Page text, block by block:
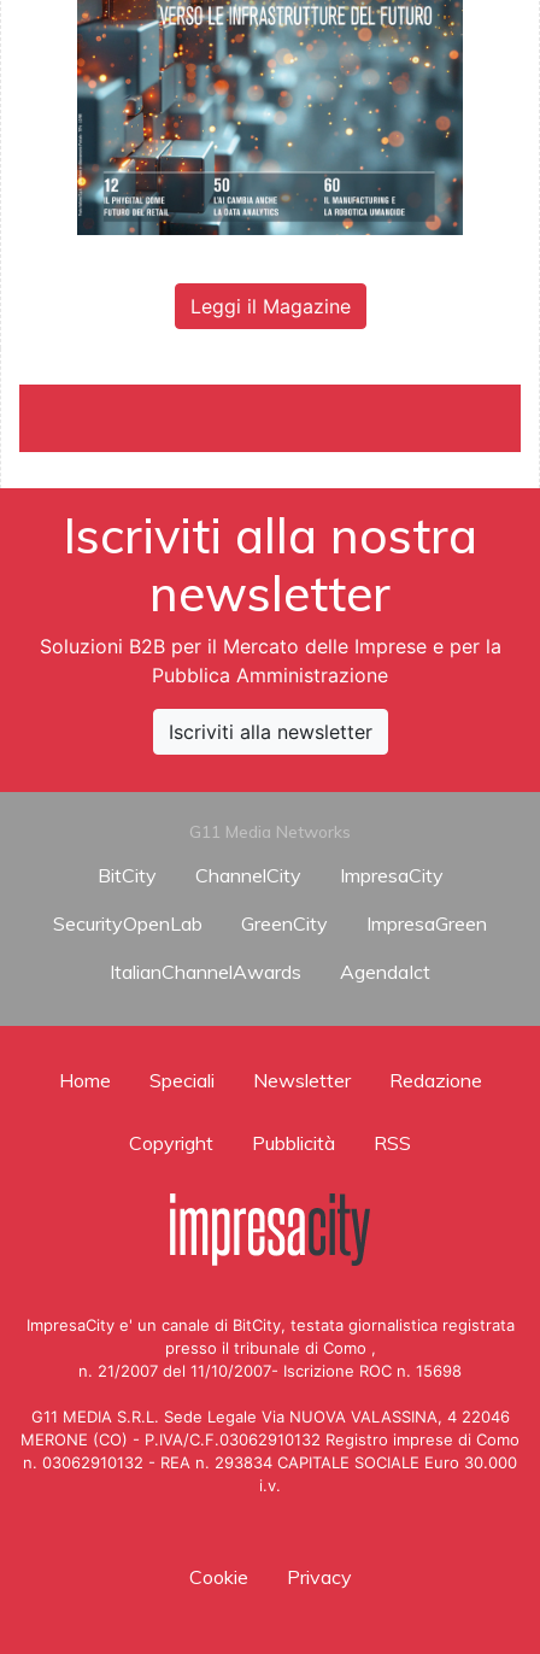
Leggi il Magazine
Iscriviti alla nostra
newsletter
Soluzioni B2B per il Mercato delle Imprese e per la
Pubblica Amministrazione
Iscriviti alla newsletter
G11 Media Networks
BitCity ChannelCity
ImpresaCity
SecurityOpenLab
GreenCity
ImpresaGreen
ItalianChannelAwards
AgendaIct
Home Speciali Newsletter Redazione
Copyright Pubblicità RSS
ImpresaCity e' un canale di BitCity, testata giornalistica registrata
presso il tribunale di Como ,
n. 21/2007 del 11/10/2007- Iscrizione ROC n. 15698
G11 MEDIA S.R.L. Sede Legale Via NUOVA VALASSINA, 4 22046
MERONE (CO) - P.IVA/C.F.03062910132 Registro imprese di Como
n. 03062910132 - REA n. 293834 CAPITALE SOCIALE Euro 30.000
i.v.
Cookie Privacy